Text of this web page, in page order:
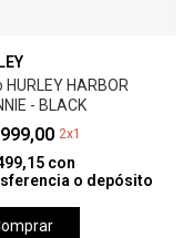
HURLEY HARBOR
- BLACK
2x1
con
o depósito